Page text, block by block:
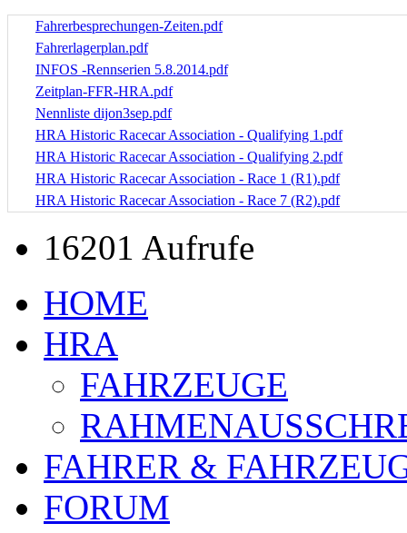
Fahrerbesprechungen-Zeiten.pdf
Fahrerlagerplan.pdf
INFOS -Rennserien 5.8.2014.pdf
Zeitplan-FFR-HRA.pdf
Nennliste dijon3sep.pdf
HRA Historic Racecar Association - Qualifying 1.pdf
HRA Historic Racecar Association - Qualifying 2.pdf
HRA Historic Racecar Association - Race 1 (R1).pdf
HRA Historic Racecar Association - Race 7 (R2).pdf
16201 Aufrufe
HOME
HRA
FAHRZEUGE
FAHRER &
FORUM